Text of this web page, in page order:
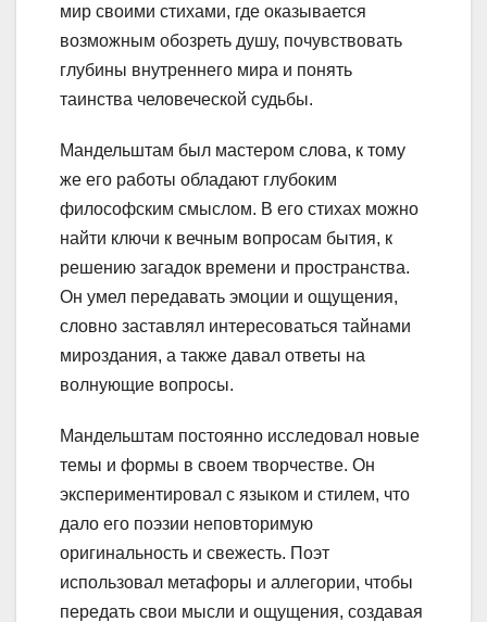
мир своими стихами, где оказывается
возможным обозреть душу, почувствовать
глубины внутреннего мира и понять
таинства человеческой судьбы.
Мандельштам был мастером слова, к тому
же его работы обладают глубоким
философским смыслом. В его стихах можно
найти ключи к вечным вопросам бытия, к
решению загадок времени и пространства.
Он умел передавать эмоции и ощущения,
словно заставлял интересоваться тайнами
мироздания, а также давал ответы на
волнующие вопросы.
Мандельштам постоянно исследовал новые
темы и формы в своем творчестве. Он
экспериментировал с языком и стилем, что
дало его поэзии неповторимую
оригинальность и свежесть. Поэт
использовал метафоры и аллегории, чтобы
передать свои мысли и ощущения, создавая